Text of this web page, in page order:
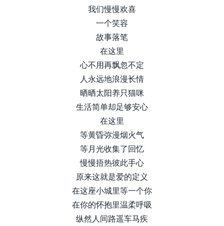
我们慢慢欢喜
一个笑容
故事落笔
在这里
心不用再飘忽不定
人永远地浪漫长情
晒晒太阳养只猫咪
生活简单却足够安心
在这里
等黄昏弥漫烟火气
等月光收集了回忆
慢慢捂热彼此手心
原来这就是爱的定义
在这座小城里等一个你
在你的怀抱里温柔呼吸
纵然人间路遥车马疾